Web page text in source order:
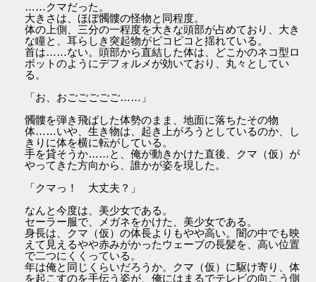
……クマだった。
大きさは、ほぼ髑髏の怪物と同程度。
体の上側、三分の一程度を大きな頭部が占めており、大き
な瞳と、耳らしき突起物がピコピコと揺れている。
首は……ない。頭部から直結した体は、どこかのネコ型ロ
ボットのようにデフォルメが効いており、丸々としてい
る。
「お、おごごごごご……」
髑髏を弾き飛ばした体勢のまま、地面に落ちたその物
体……いや、生き物は、起き上がろうとしているのか、し
きりに体を横に転がしている。
手を貸そうか……と、俺が動きかけた直後、クマ（仮）が
やってきた方向から、誰かが姿を現した。
「クマっ！ 大丈夫？」
なんと今度は、美少女である。
セーラー服で、メガネをかけた、美少女である。
身長は、クマ（仮）の体長よりもやや高い。闇の中でも映
えて見えるやや赤みがかったウェーブの長髪を、高い位置
で二つにくくっている。
年は俺と同じくらいだろうか。クマ（仮）に駆け寄り、体
を起こすのを手伝う姿が、俺にはまるでテレビの向こう側